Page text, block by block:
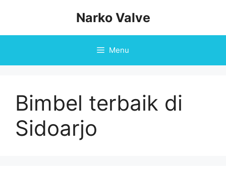
Narko Valve
Menu
Bimbel terbaik di
Sidoarjo